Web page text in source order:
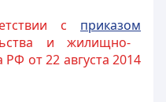
с приказом
и жилищно-
от 22 августа 2014